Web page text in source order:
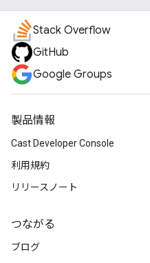
Stack Overflow
GitHub
Google Groups
製品情報
Cast Developer Console
利用規約
リリースノート
つながる
ブログ